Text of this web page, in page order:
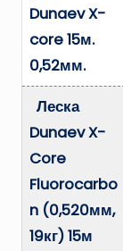
Dunaev X-
core 15м.
0,52мм.
Леска
Dunaev X-
Core
Fluorocarbo
n (0,520мм,
19кг) 15м